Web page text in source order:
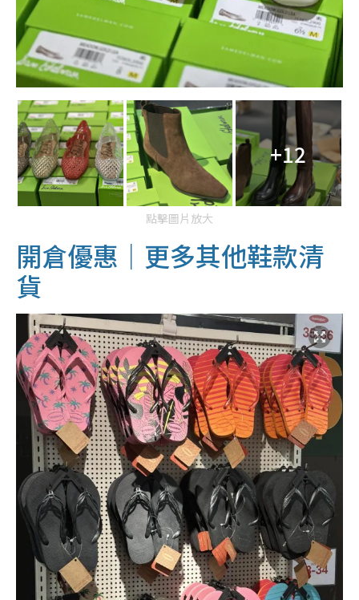
+12
點擊圖片放大
開倉優惠｜更多其他鞋款清
貨